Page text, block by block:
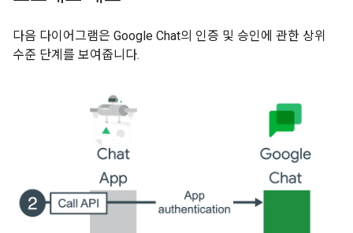
다음 다이어그램은 Google Chat의 인증 및 승인에 관한 상위
수준 단계를 보여줍니다.